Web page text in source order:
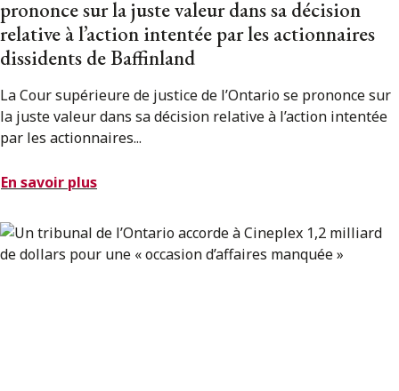
prononce sur la juste valeur dans sa décision
relative à l’action intentée par les actionnaires
dissidents de Baffinland
La Cour supérieure de justice de l’Ontario se prononce sur
la juste valeur dans sa décision relative à l’action intentée
par les actionnaires...
En savoir plus